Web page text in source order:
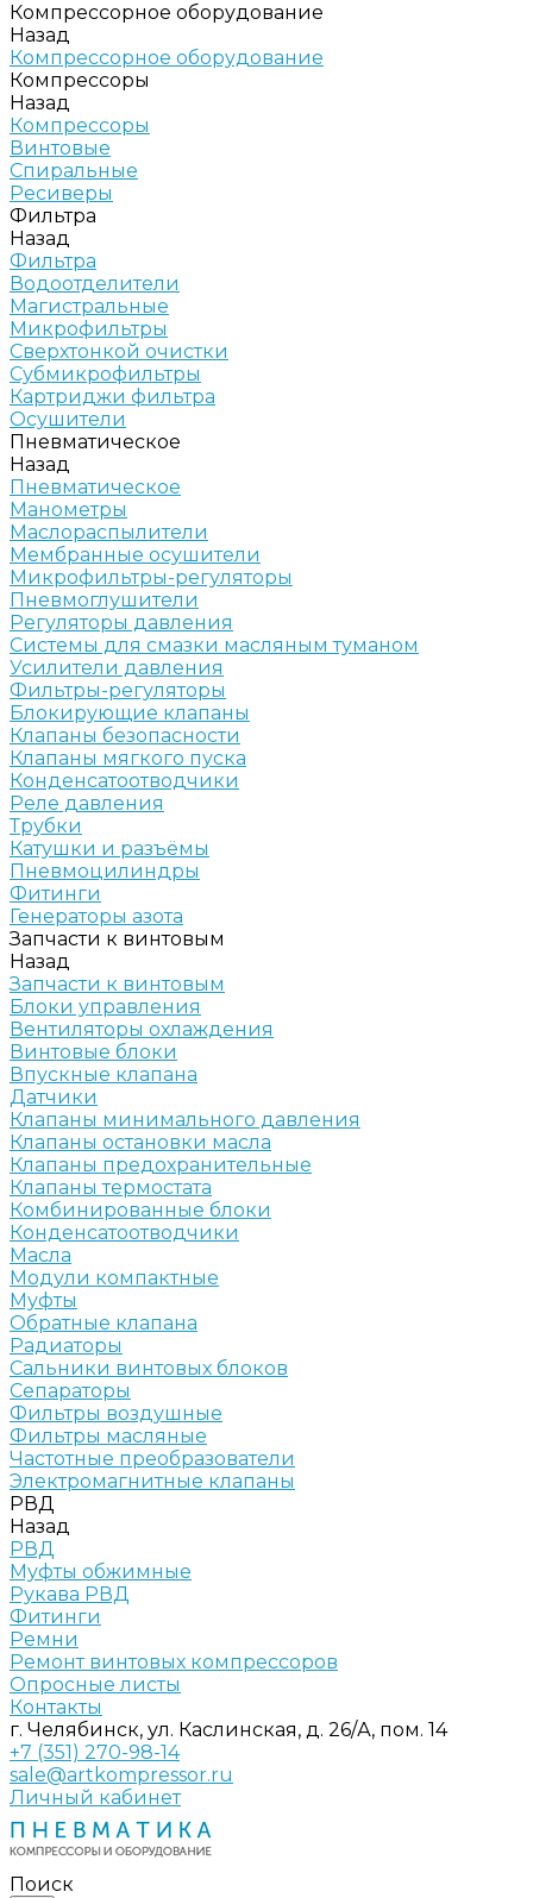
Компрессорное оборудование
Назад
Компрессорное оборудование
Компрессоры
Назад
Компрессоры
Винтовые
Спиральные
Ресиверы
Фильтра
Назад
Фильтра
Водоотделители
Магистральные
Микрофильтры
Сверхтонкой очистки
Субмикрофильтры
Картриджи фильтра
Осушители
Пневматическое
Назад
Пневматическое
Манометры
Маслораспылители
Мембранные осушители
Микрофильтры-регуляторы
Пневмоглушители
Регуляторы давления
Системы для смазки масляным туманом
Усилители давления
Фильтры-регуляторы
Блокирующие клапаны
Клапаны безопасности
Клапаны мягкого пуска
Конденсатоотводчики
Реле давления
Трубки
Катушки и разъёмы
Пневмоцилиндры
Фитинги
Генераторы азота
Запчасти к винтовым
Назад
Запчасти к винтовым
Блоки управления
Вентиляторы охлаждения
Винтовые блоки
Впускные клапана
Датчики
Клапаны минимального давления
Клапаны остановки масла
Клапаны предохранительные
Клапаны термостата
Комбинированные блоки
Конденсатоотводчики
Масла
Модули компактные
Муфты
Обратные клапана
Радиаторы
Сальники винтовых блоков
Сепараторы
Фильтры воздушные
Фильтры масляные
Частотные преобразователи
Электромагнитные клапаны
РВД
Назад
РВД
Муфты обжимные
Рукава РВД
Фитинги
Ремни
Ремонт винтовых компрессоров
Опросные листы
Контакты
г. Челябинск, ул. Каслинская, д. 26/А, пом. 14
+7 (351) 270-98-14
sale@artkompressor.ru
Личный кабинет
Поиск